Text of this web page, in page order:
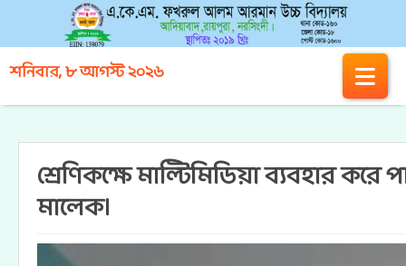
শনিবার, ৮ আগস্ট ২০২৬
শ্রেণিকক্ষে মাল্টিমিডিয়া ব্যবহার
মালেক।